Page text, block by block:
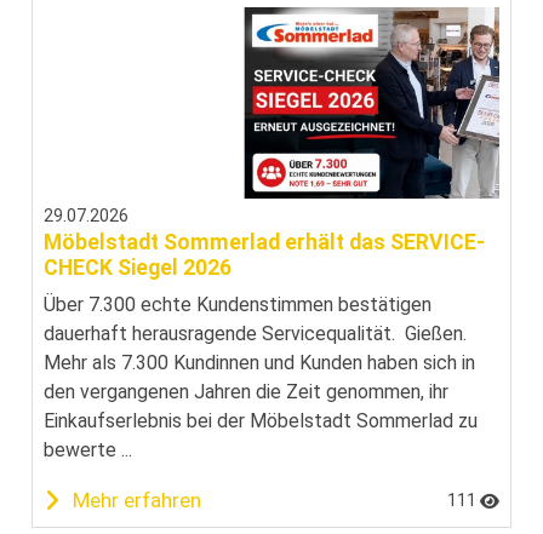
29.07.2026
Möbelstadt Sommerlad erhält das SERVICE-
CHECK Siegel 2026
Über 7.300 echte Kundenstimmen bestätigen
dauerhaft herausragende Servicequalität. Gießen.
Mehr als 7.300 Kundinnen und Kunden haben sich in
den vergangenen Jahren die Zeit genommen, ihr
Einkaufserlebnis bei der Möbelstadt Sommerlad zu
bewerte ...
Mehr erfahren 111